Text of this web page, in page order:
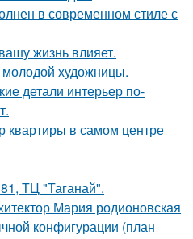
в современном стиле с
жизнь влияет.
художницы.
детали интерьер по-
квартиры в самом центре
ТЦ "Таганай".
Мария родионовская
конфигурации (план